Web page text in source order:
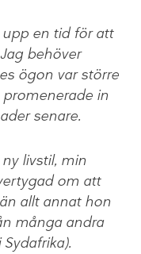
en tid för att
behöver
ögon var större
in
senare.
livstil, min
om att
allt annat hon
många andra